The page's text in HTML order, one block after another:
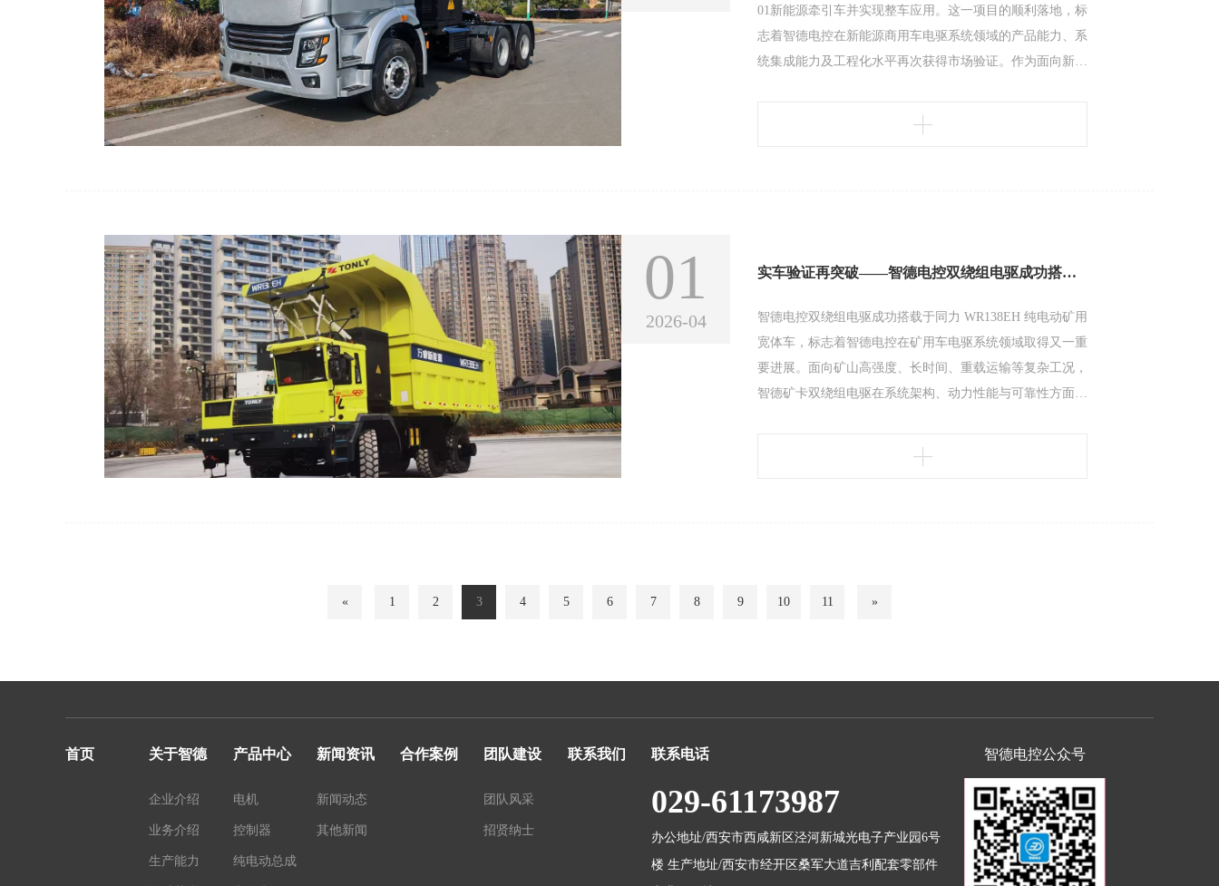
01新能源牵引车并实现整车应用。这一项目的顺利落地，标
志着智德电控在新能源商用车电驱系统领域的产品能力、系
统集成能力及工程化水平再次获得市场验证。作为面向新能
泥、矿产、渣土、港口等高强度、高频次应用场景需求。本
01
2026-04
实车验证再突破——智德电控双绕组电驱成功搭载同力矿卡
智德电控双绕组电驱成功搭载于同力 WR138EH 纯电动矿用
宽体车，标志着智德电控在矿用车电驱系统领域取得又一重
要进展。面向矿山高强度、长时间、重载运输等复杂工况，
智德矿卡双绕组电驱在系统架构、动力性能与可靠性方面进
减少34%，结构更加紧凑，同时整套系统功率提升25%，已
« 1 2 3 4 5 6 7 8 9 10 11 »
首页 关于智德
企业介绍
业务介绍
生产能力
产品中心
电机
控制器
纯电动总成
新闻资讯
新闻动态
其他新闻
合作案例 团队建设
团队风采
招贤纳士
联系我们 联系电话
029-61173987
办公地址/西安市西咸新区泾河新城光电子产业园6号
楼 生产地址/西安市经开区桑军大道吉利配套零部件
智德电控公众号